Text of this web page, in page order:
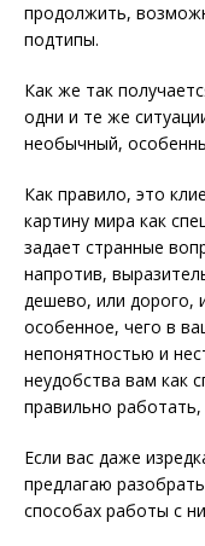
продолжить,
подтипы.
Как же так
одни и те же
необычный,
Как правило, это
картину мира как
задает странные
напротив,
дешево, или дорого,
особенное, чего в
непонятностью и
неудобства вам как
правильно
Если вас даже
предлагаю
способах работы с